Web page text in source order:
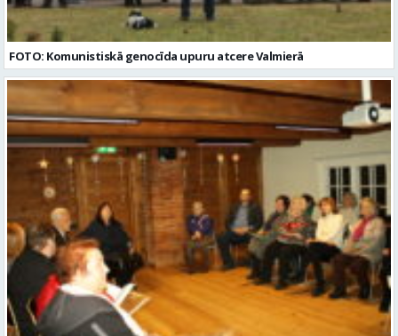
FOTO: Komunistiskā genocīda upuru atcere Valmierā